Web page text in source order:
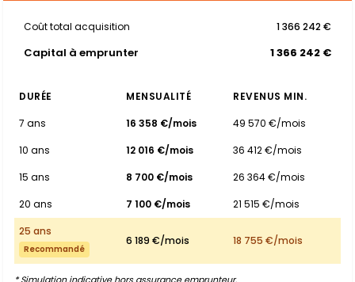
Coût total acquisition 1 366 242 €
Capital à emprunter 1 366 242 €
DURÉE MENSUALITÉ
REVENUS MIN.
7 ans
16 358 €/mois
49 570 €/mois
10 ans
12 016 €/mois
36 412 €/mois
15 ans
8 700 €/mois
26 364 €/mois
20 ans
7 100 €/mois
21 515 €/mois
25 ans
Recommandé
6 189 €/mois 18 755 €/mois